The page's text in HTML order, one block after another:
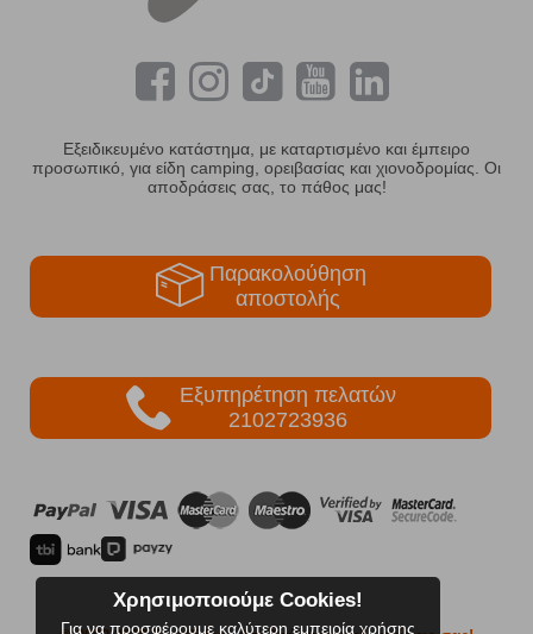
Εξειδικευμένο κατάστημα, με καταρτισμένο και έμπειρο
προσωπικό, για είδη camping, ορειβασίας και χιονοδρομίας. Οι
αποδράσεις σας, το πάθος μας!
Παρακολούθηση
αποστολής
Εξυπηρέτηση πελατών
2102723936
Χρησιμοποιούμε Cookies!
Για να προσφέρουμε καλύτερη εμπειρία χρήσης